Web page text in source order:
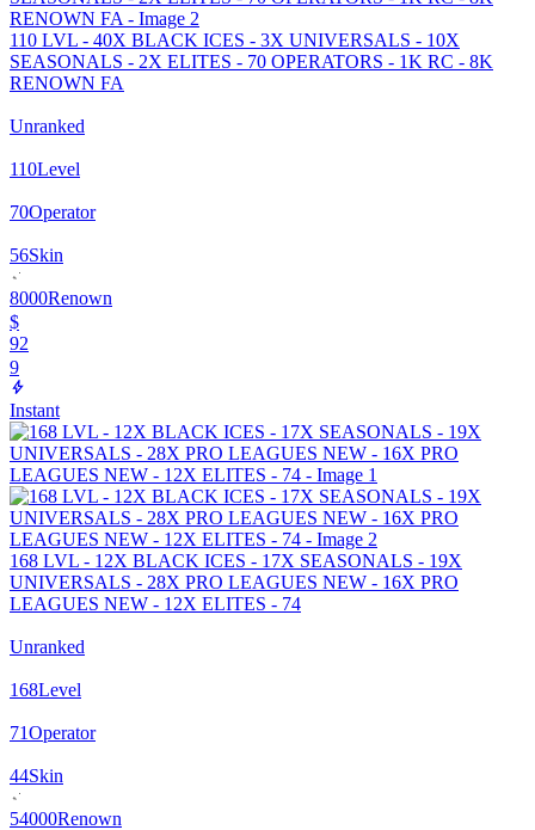
110 LVL - 40X BLACK ICES - 3X UNIVERSALS - 10X
SEASONALS - 2X ELITES - 70 OPERATORS - 1K RC - 8K
RENOWN FA
Unranked
110Level
70Operator
56Skin
8000Renown
$
92
9
Instant
168 LVL - 12X BLACK ICES - 17X SEASONALS - 19X
UNIVERSALS - 28X PRO LEAGUES NEW - 16X PRO
LEAGUES NEW - 12X ELITES - 74
Unranked
168Level
71Operator
44Skin
54000Renown